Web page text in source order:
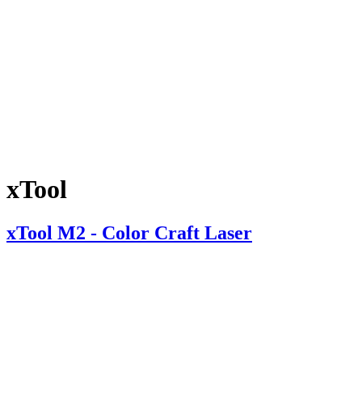
xTool
xTool M2 - Color Craft Laser